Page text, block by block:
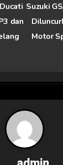
dan
Suzuki
Motor